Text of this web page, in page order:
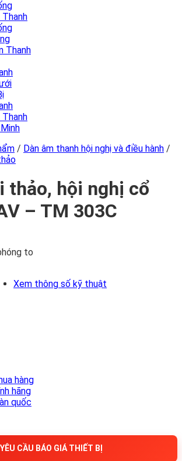
Thanh
Thanh
Thanh
/ Dàn âm thanh hội nghị và điều hành /
thảo, hội nghị cổ
– TM 303C
to
Xem thông số kỹ thuật
hàng
hãng
quốc
YÊU CẦU BÁO GIÁ THIẾT BỊ